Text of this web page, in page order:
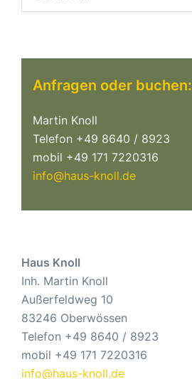
Anfragen oder buchen:
Martin Knoll
Telefon +49 8640 / 8923
mobil +49 171 7220316
info@haus-knoll.de
Haus Knoll
Inh. Martin Knoll
Außerfeldweg 10
83246 Oberwössen
Telefon +49 8640 / 8923
mobil +49 171 7220316
info@haus-knoll.de